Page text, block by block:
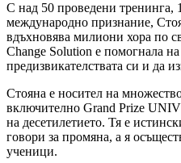
С над 50 проведени тренинга,
международно признание,
вдъхновява милиони хора по
Change Solution е помогнала
предизвикателствата си и да
Стояна е носител на
включително Grand Prize
на десетилетието. Тя е
говори за промяна, а я
ученици.